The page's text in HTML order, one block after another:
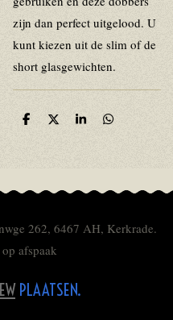
zijn dan perfect uitgelood. U
kunt kiezen uit de slim of de
short glasgewichten.
D
D
S
D
262, 6467 AH, Kerkrade.
afspaak
PLAATSEN.